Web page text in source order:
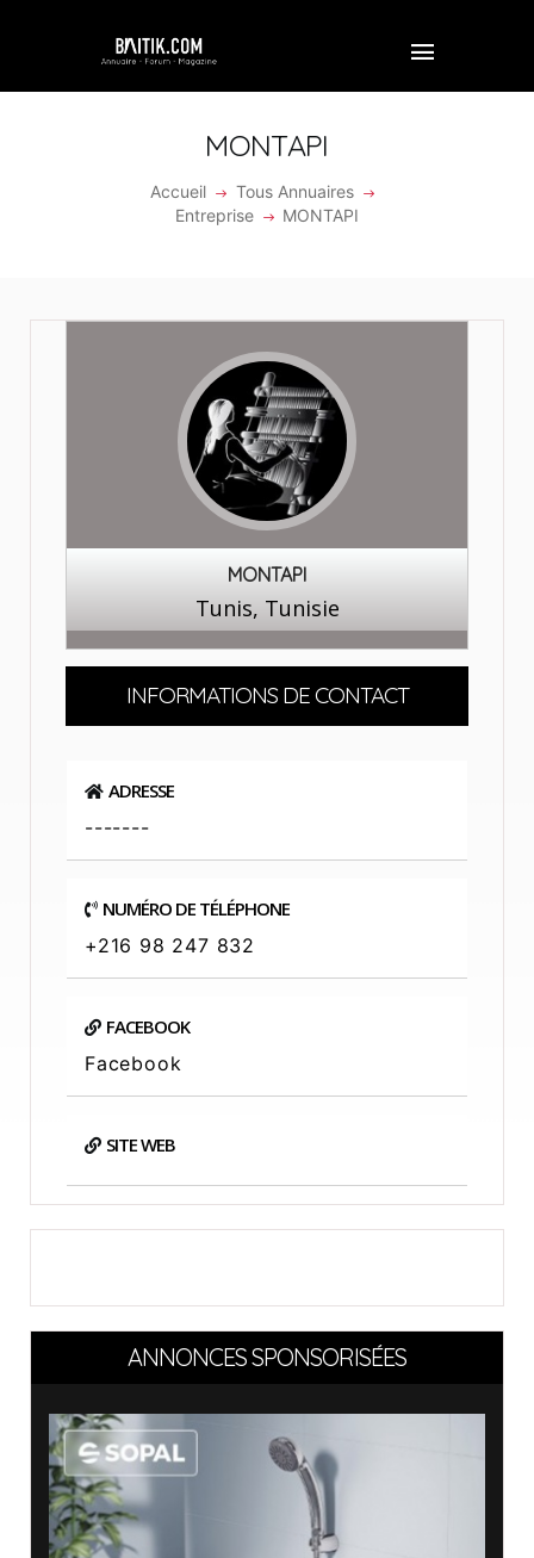
MONTAPI
Accueil
Tous Annuaires
Entreprise
MONTAPI
ACCUEIL
ENTREPRISE
REJOINDRE BAITIK
MONTAPI
Tunis, Tunisie
INFORMATIONS DE CONTACT
ADRESSE
-------
NUMÉRO DE TÉLÉPHONE
+216 98 247 832
FACEBOOK
Facebook
SITE WEB
ANNONCES SPONSORISÉES